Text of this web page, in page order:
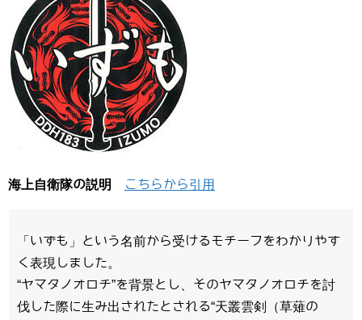
海上自衛隊の説明 こちらから引用
「いずも」という名前から受けるモチーフをわかりやす
く表現しました。
“ヤマタノオロチ”を背景とし、そのヤマタノオロチを討
伐した際に生み出されたとされる“天叢雲剣（草薙の